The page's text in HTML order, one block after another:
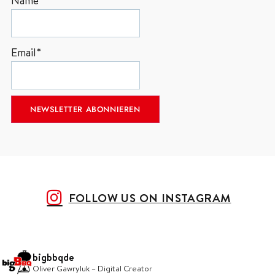
Email*
FOLLOW US ON INSTAGRAM
bigbbqde
Oliver Gawryluk – Digital Creator